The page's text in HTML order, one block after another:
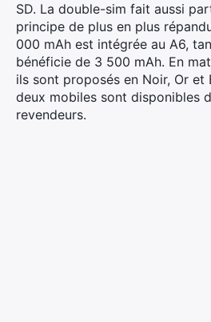
SD. La double-sim fait aussi
principe de plus en plus
000 mAh est intégrée au A6,
bénéficie de 3 500 mAh. En
ils sont proposés en Noir, Or et
deux mobiles sont disponibles
revendeurs.